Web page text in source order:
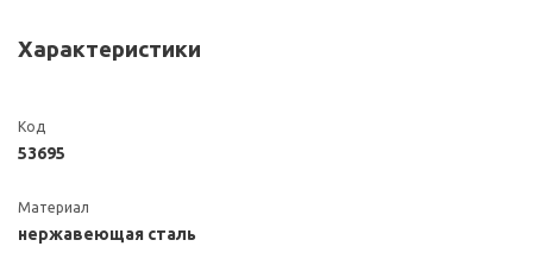
Характеристики
Код
53695
Материал
нержавеющая сталь